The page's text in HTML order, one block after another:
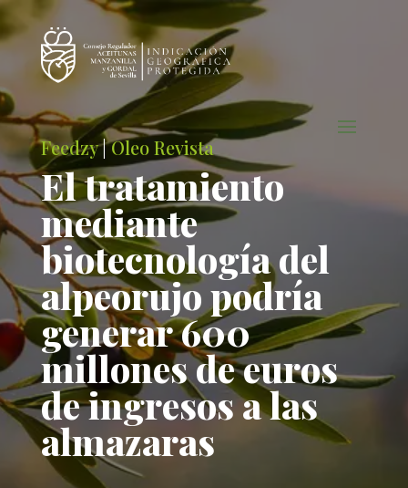
Feedzy|Oleo Revista
El tratamiento
mediante
biotecnología del
alpeorujo podría
generar 600
millones de euros
de ingresos a las
almazaras